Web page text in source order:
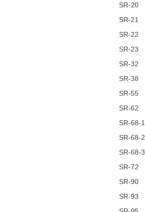
SR-20
SR-21
SR-22
SR-23
SR-32
SR-38
SR-55
SR-62
SR-68-1
SR-68-2
SR-68-3
SR-72
SR-90
SR-93